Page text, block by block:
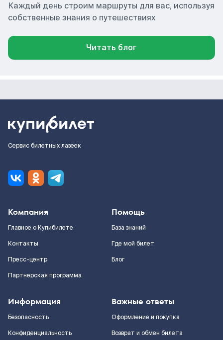
Каждый день строим маршруты для вас, используя
собственные знания о путешествиях
Читать блог
Сервис билетных лазеек
Компания
Главное о Купибилете
Контакты
Пресс-центр
Партнерская программа
Помощь
База знаний
Где мой билет
Блог
Информация
Безопасность
Конфиденциальность
Важные ответы
Оформление и покупка
Возврат и обмен билета